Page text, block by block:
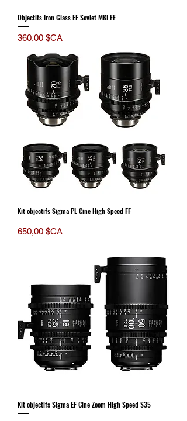
Objectifs Iron Glass EF Soviet MKI FF
Prix
360,00 $CA
Kit objectifs Sigma PL Cine High Speed FF
Prix
650,00 $CA
Kit objectifs Sigma EF Cine Zoom High Speed S35